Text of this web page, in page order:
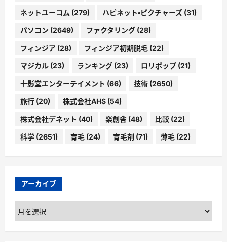
ネットユーコム (279) ハピネット・ピクチャーズ (31)
パソコン (2649) ファクタリング (28)
フィンジア (28) フィンジア初期脱毛 (22)
マジカル (23) ランキング (23) ロリポップ (21)
十影堂エンターテイメント (66) 技術 (2650)
旅行 (20) 株式会社AHS (54)
株式会社デネット (40) 楽創舎 (48) 比較 (22)
科学 (2651) 育毛 (24) 育毛剤 (71) 薄毛 (22)
アーカイブ
ア
ー
カ